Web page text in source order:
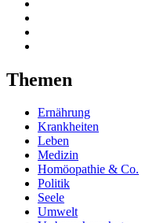
Themen
Ernährung
Krankheiten
Leben
Medizin
Homöopathie & Co.
Politik
Seele
Umwelt